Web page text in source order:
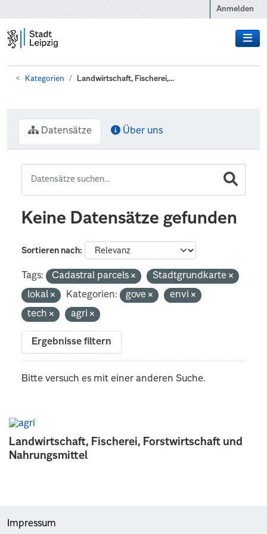
Anmelden
Kategorien Landwirtschaft, Fischerei,...
Landwirtschaft, Fischerei, Forstwirtschaft und
Nahrungsmittel
Datensätze Über uns
Keine Datensätze gefunden
Sortieren nach
Tags: Cadastral parcels
Stadtgrundkarte
lokal
Kategorien: gove
envi
tech
agri
Ergebnisse filtern
Bitte versuch es mit einer anderen Suche.
Impressum